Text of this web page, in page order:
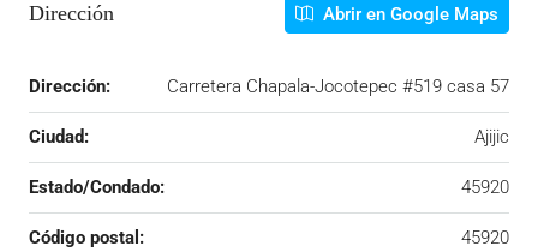
Dirección Abrir en Google Maps
Dirección: Carretera Chapala-Jocotepec #519 casa 57
Ciudad: Ajijic
Estado/Condado: 45920
Código postal: 45920